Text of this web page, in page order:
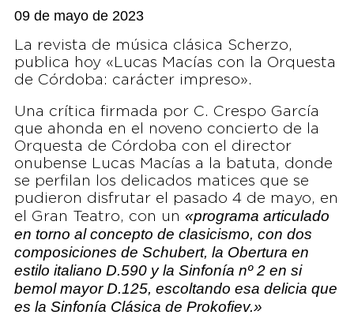
09 de mayo de 2023
La revista de música clásica Scherzo,
publica hoy «Lucas Macías con la Orquesta
de Córdoba: carácter impreso».
Una crítica firmada por C. Crespo García
que ahonda en el noveno concierto de la
Orquesta de Córdoba con el director
onubense Lucas Macías a la batuta, donde
se perfilan los delicados matices que se
pudieron disfrutar el pasado 4 de mayo, en
el Gran Teatro, con un «programa articulado
en torno al concepto de clasicismo, con dos
composiciones de Schubert, la Obertura en
estilo italiano D.590 y la Sinfonía nº 2 en si
bemol mayor D.125, escoltando esa delicia que
es la Sinfonía Clásica de Prokofiev.»